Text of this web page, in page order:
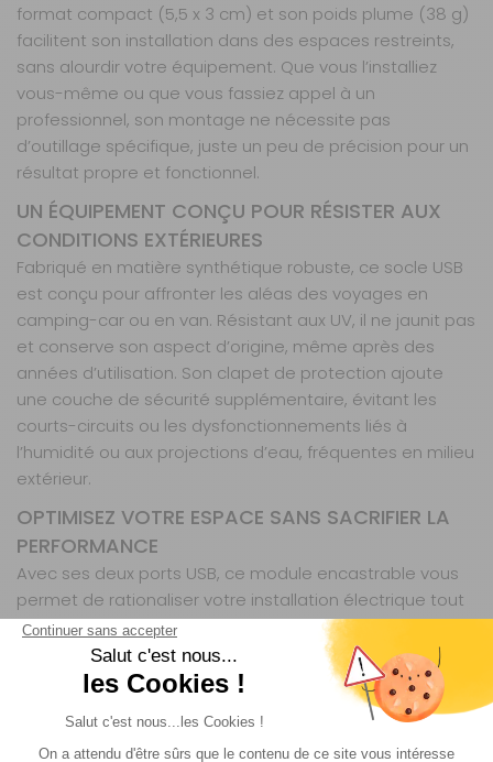
format compact (5,5 x 3 cm) et son poids plume (38 g)
facilitent son installation dans des espaces restreints,
sans alourdir votre équipement. Que vous l’installiez
vous-même ou que vous fassiez appel à un
professionnel, son montage ne nécessite pas
d’outillage spécifique, juste un peu de précision pour un
résultat propre et fonctionnel.
UN ÉQUIPEMENT CONÇU POUR RÉSISTER AUX
CONDITIONS EXTÉRIEURES
Fabriqué en matière synthétique robuste, ce socle USB
est conçu pour affronter les aléas des voyages en
camping-car ou en van. Résistant aux UV, il ne jaunit pas
et conserve son aspect d’origine, même après des
années d’utilisation. Son clapet de protection ajoute
une couche de sécurité supplémentaire, évitant les
courts-circuits ou les dysfonctionnements liés à
l’humidité ou aux projections d’eau, fréquentes en milieu
extérieur.
OPTIMISEZ VOTRE ESPACE SANS SACRIFIER LA
PERFORMANCE
Avec ses deux ports USB, ce module encastrable vous
permet de rationaliser votre installation électrique tout
en conservant une puissance de recharge adaptée à
vos appareils. Plus besoin de multiplier les prises ou les
adaptateurs : une seule solution suffit pour recharger
simultanément deux appareils, sans perte de
performance. Un atout indéniable pour les voyageurs